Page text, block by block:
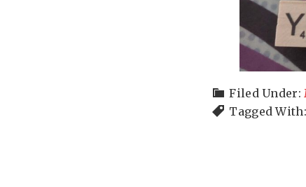
Filed Under:
Tagged